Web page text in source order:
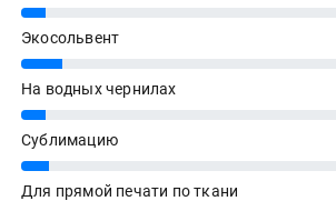
7%
Экосольвент
12%
На водных чернилах
7%
Сублимацию
8%
Для прямой печати по ткани